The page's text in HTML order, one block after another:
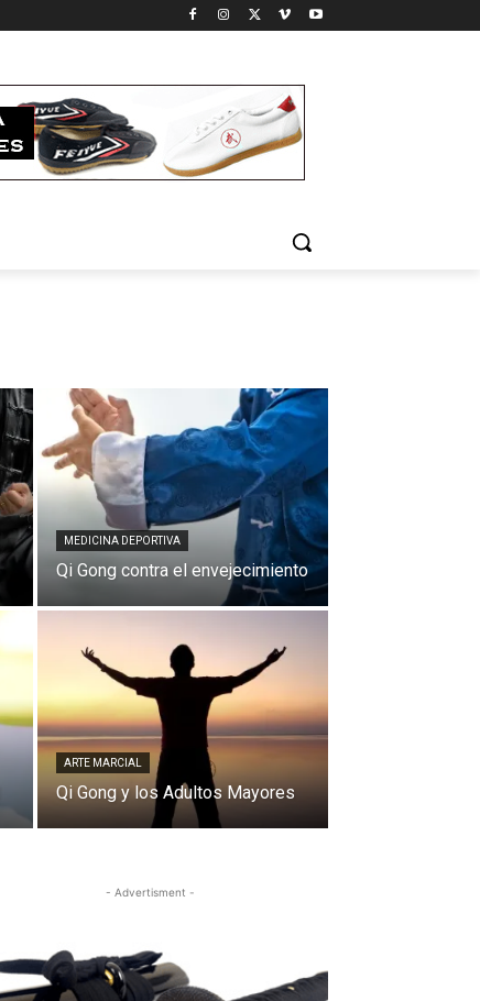
MEDICINA DEPORTIVA
Qi Gong contra el envejecimiento
ARTE MARCIAL
Qi Gong y los Adultos Mayores
- Advertisment -